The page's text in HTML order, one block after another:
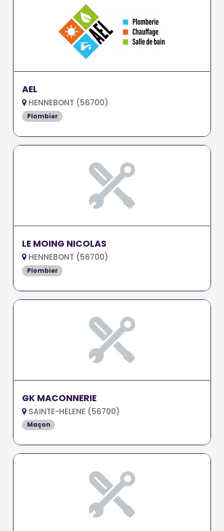
AEL
HENNEBONT (56700)
Plombier
LE MOING NICOLAS
HENNEBONT (56700)
Plombier
GK MACONNERIE
SAINTE-HELENE (56700)
Maçon